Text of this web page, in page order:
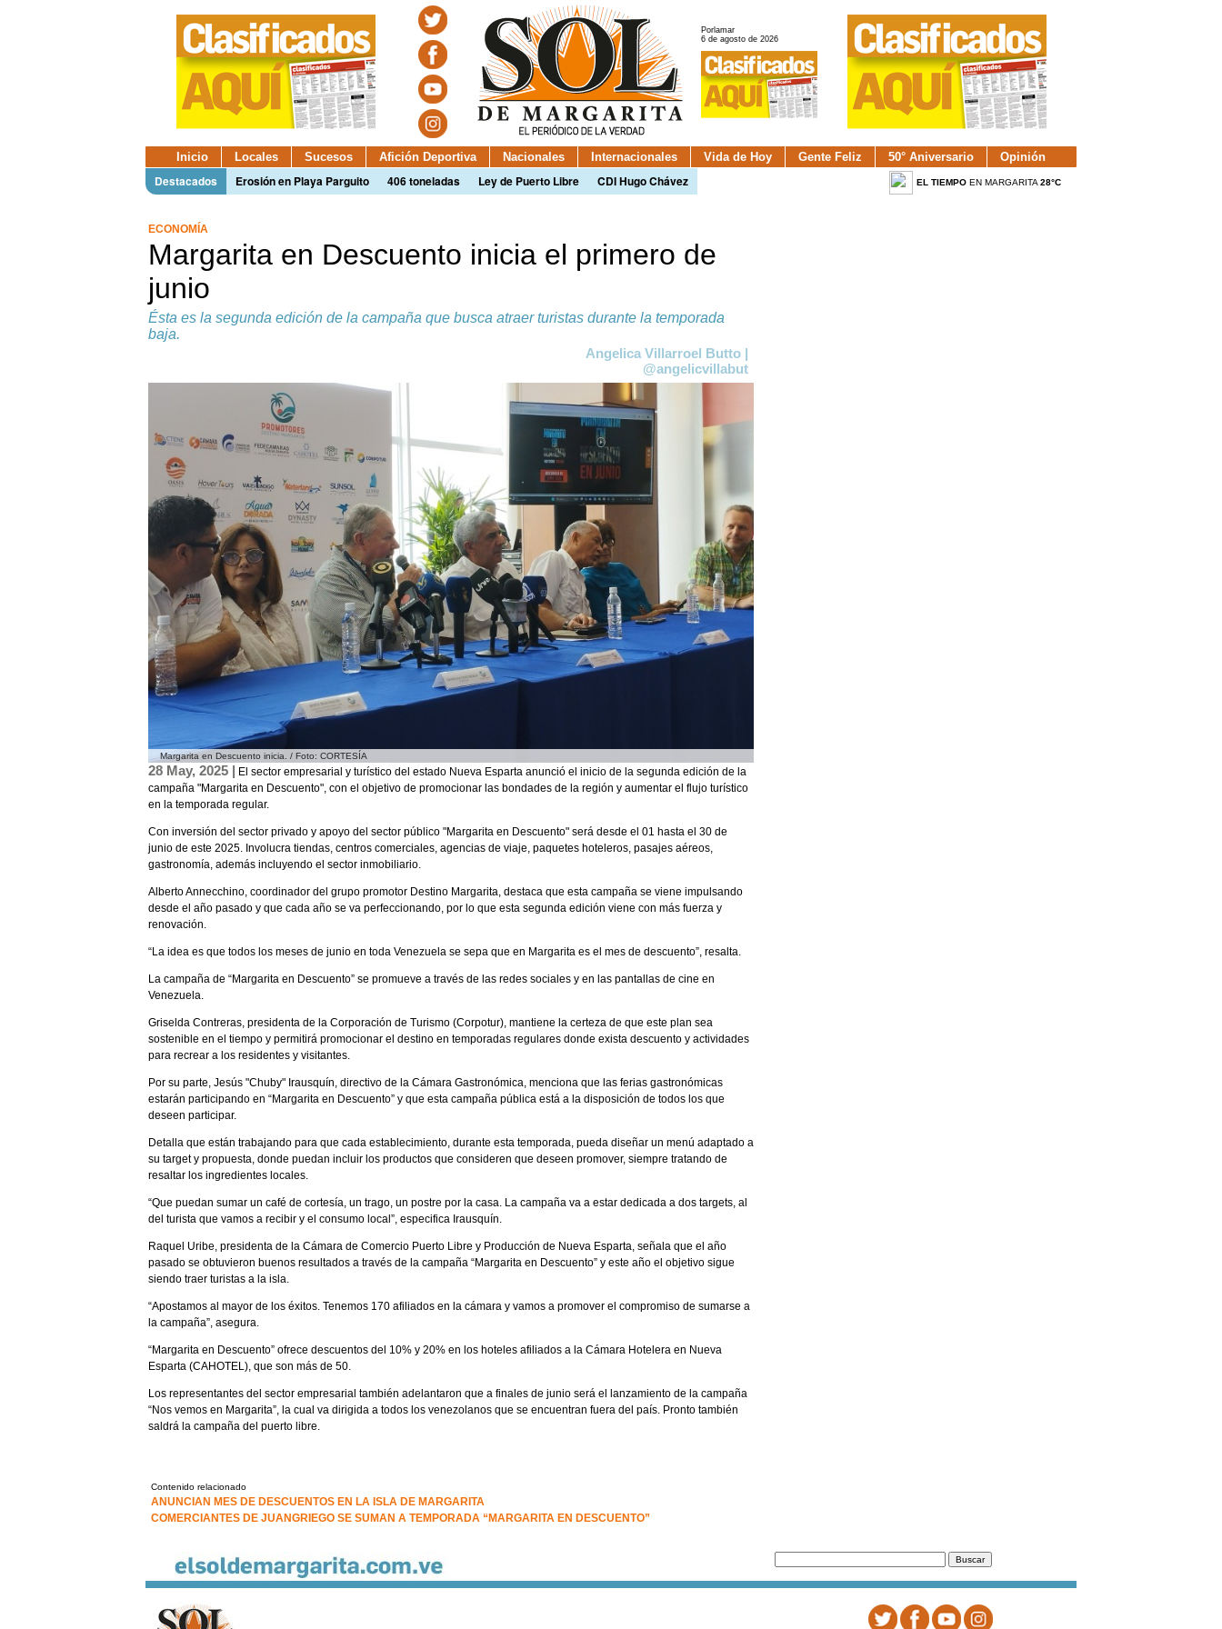
Porlamar
6 de agosto de 2026
Inicio Locales Sucesos Afición Deportiva Nacionales Internacionales Vida de Hoy Gente Feliz 50° Aniversario Opinión
Destacados Erosión en Playa Parguito 406 toneladas Ley de Puerto Libre CDI Hugo Chávez EL TIEMPOEN MARGARITA 28°C
ECONOMÍA
Margarita en Descuento inicia el primero de
junio
Ésta es la segunda edición de la campaña que busca atraer turistas durante la temporada
baja.
Angelica Villarroel Butto |
@angelicvillabut
Margarita en Descuento inicia. / Foto: CORTESÍA
28 May, 2025 | El sector empresarial y turístico del estado Nueva Esparta anunció el inicio de la segunda edición de la
campaña "Margarita en Descuento", con el objetivo de promocionar las bondades de la región y aumentar el flujo turístico
en la temporada regular.
Con inversión del sector privado y apoyo del sector público "Margarita en Descuento" será desde el 01 hasta el 30 de
junio de este 2025. Involucra tiendas, centros comerciales, agencias de viaje, paquetes hoteleros, pasajes aéreos,
gastronomía, además incluyendo el sector inmobiliario.
Alberto Annecchino, coordinador del grupo promotor Destino Margarita, destaca que esta campaña se viene impulsando
desde el año pasado y que cada año se va perfeccionando, por lo que esta segunda edición viene con más fuerza y
renovación.
“La idea es que todos los meses de junio en toda Venezuela se sepa que en Margarita es el mes de descuento”, resalta.
La campaña de “Margarita en Descuento” se promueve a través de las redes sociales y en las pantallas de cine en
Venezuela.
Griselda Contreras, presidenta de la Corporación de Turismo (Corpotur), mantiene la certeza de que este plan sea
sostenible en el tiempo y permitirá promocionar el destino en temporadas regulares donde exista descuento y actividades
para recrear a los residentes y visitantes.
Por su parte, Jesús "Chuby" Irausquín, directivo de la Cámara Gastronómica, menciona que las ferias gastronómicas
estarán participando en “Margarita en Descuento” y que esta campaña pública está a la disposición de todos los que
deseen participar.
Detalla que están trabajando para que cada establecimiento, durante esta temporada, pueda diseñar un menú adaptado a
su target y propuesta, donde puedan incluir los productos que consideren que deseen promover, siempre tratando de
resaltar los ingredientes locales.
“Que puedan sumar un café de cortesía, un trago, un postre por la casa. La campaña va a estar dedicada a dos targets, al
del turista que vamos a recibir y el consumo local”, especifica Irausquín.
Raquel Uribe, presidenta de la Cámara de Comercio Puerto Libre y Producción de Nueva Esparta, señala que el año
pasado se obtuvieron buenos resultados a través de la campaña “Margarita en Descuento” y este año el objetivo sigue
siendo traer turistas a la isla.
“Apostamos al mayor de los éxitos. Tenemos 170 afiliados en la cámara y vamos a promover el compromiso de sumarse a
la campaña”, asegura.
“Margarita en Descuento” ofrece descuentos del 10% y 20% en los hoteles afiliados a la Cámara Hotelera en Nueva
Esparta (CAHOTEL), que son más de 50.
Los representantes del sector empresarial también adelantaron que a finales de junio será el lanzamiento de la campaña
“Nos vemos en Margarita”, la cual va dirigida a todos los venezolanos que se encuentran fuera del país. Pronto también
saldrá la campaña del puerto libre.
Contenido relacionado
ANUNCIAN MES DE DESCUENTOS EN LA ISLA DE MARGARITA
COMERCIANTES DE JUANGRIEGO SE SUMAN A TEMPORADA “MARGARITA EN DESCUENTO”